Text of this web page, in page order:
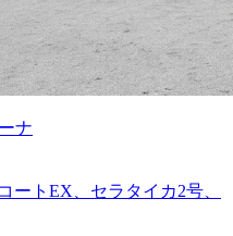
ナ
ートEX、セラタイカ2号、